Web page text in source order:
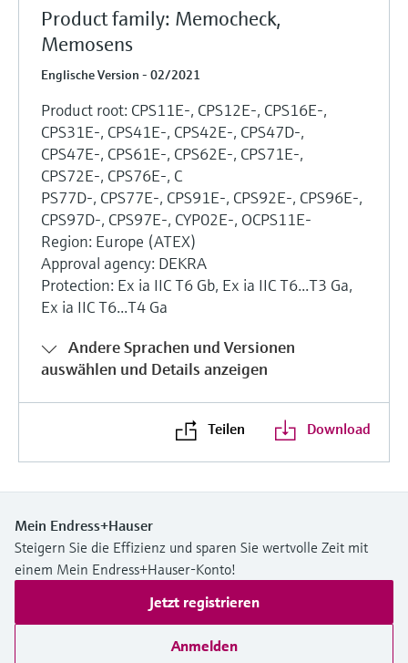
Product family: Memocheck,
Memosens
Englische Version - 02/2021
Product root: CPS11E-, CPS12E-, CPS16E-,
CPS31E-, CPS41E-, CPS42E-, CPS47D-,
CPS47E-, CPS61E-, CPS62E-, CPS71E-,
CPS72E-, CPS76E-, C
PS77D-, CPS77E-, CPS91E-, CPS92E-, CPS96E-,
CPS97D-, CPS97E-, CYP02E-, OCPS11E-
Region: Europe (ATEX)
Approval agency: DEKRA
Protection: Ex ia IIC T6 Gb, Ex ia IIC T6...T3 Ga,
Ex ia IIC T6...T4 Ga
Andere Sprachen und Versionen
auswählen und Details anzeigen
Teilen Download
Mein Endress+Hauser
Steigern Sie die Effizienz und sparen Sie wertvolle Zeit mit
einem Mein Endress+Hauser-Konto!
Jetzt registrieren
Anmelden